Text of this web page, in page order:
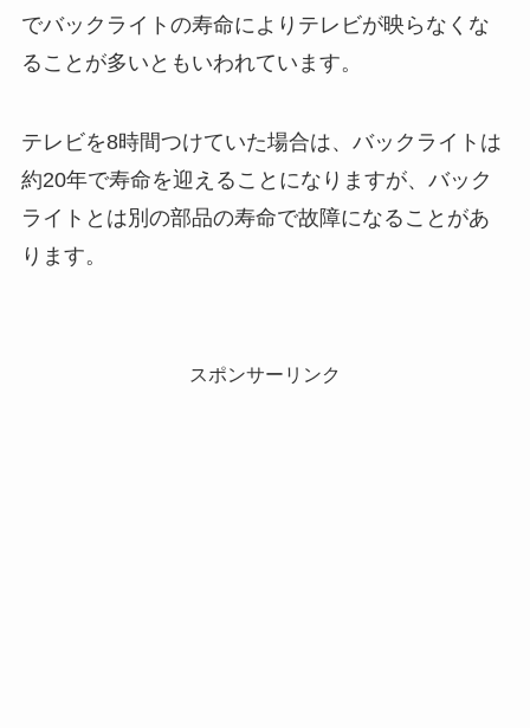
でバックライトの寿命によりテレビが映らなくな
ることが多いともいわれています。
テレビを8時間つけていた場合は、バックライトは
約20年で寿命を迎えることになりますが、バック
ライトとは別の部品の寿命で故障になることがあ
ります。
スポンサーリンク